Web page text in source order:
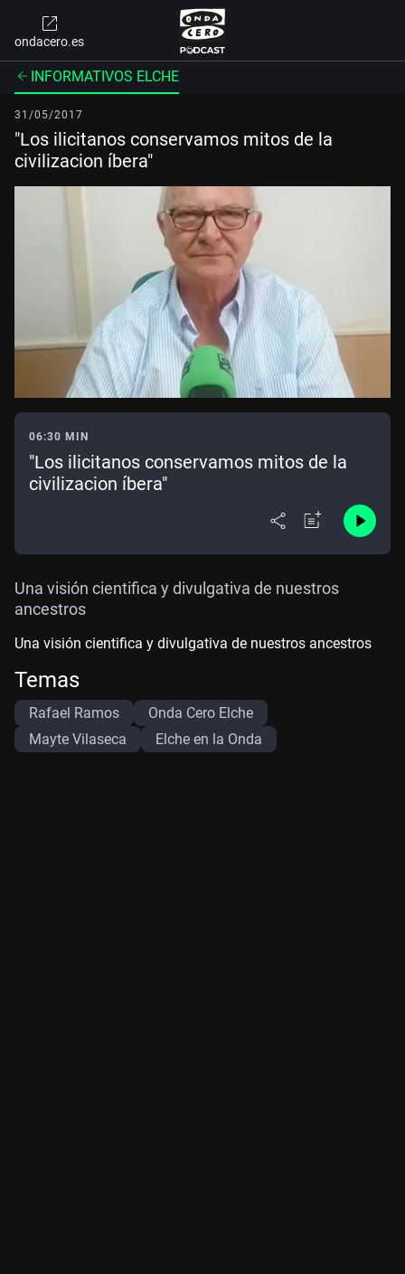
ondacero.es
INFORMATIVOS ELCHE
31/05/2017
"Los ilicitanos conservamos mitos de la
civilizacion íbera"
06:30 MIN
"Los ilicitanos conservamos mitos de la
civilizacion íbera"
Una visión cientifica y divulgativa de nuestros
ancestros
Una visión cientifica y divulgativa de nuestros ancestros
Temas
Rafael Ramos
Onda Cero Elche
Mayte Vilaseca
Elche en la Onda